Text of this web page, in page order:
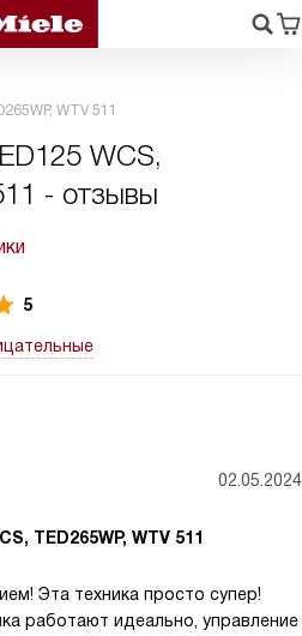
WTV 511
WCS,
- отзывы
5
02.05.2024
TED265WP, WTV 511
Эта техника просто супер!
работают идеально, управление